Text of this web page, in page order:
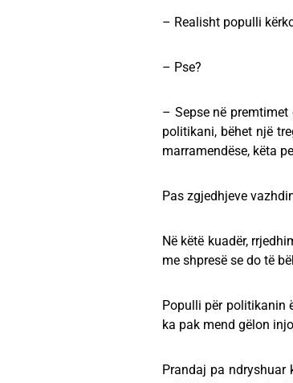
– Realisht populli
– Pse?
– Sepse në premtimet
politikani, bëhet një
marramendëse, këta
Pas zgjedhjeve
Në këtë kuadër,
me shpresë se do të
Populli për politikanin
ka pak mend gëlon
Prandaj pa ndryshuar